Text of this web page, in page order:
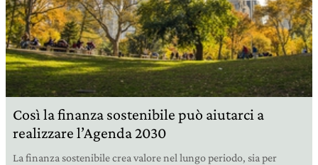
Così la finanza sostenibile può aiutarci a
realizzare l’Agenda 2030
La finanza sostenibile crea valore nel lungo periodo, sia per